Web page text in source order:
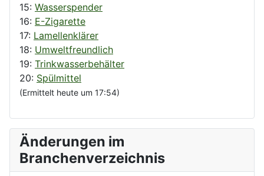
15: Wasserspender
16: E-Zigarette
17: Lamellenklärer
18: Umweltfreundlich
19: Trinkwasserbehälter
20: Spülmittel
(Ermittelt heute um 17:54)
Änderungen im
Branchenverzeichnis